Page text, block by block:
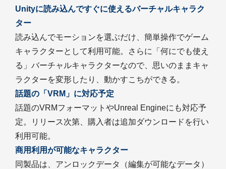
Unityに読み込んですぐに使えるバーチャルキャラク
ター
読み込んでモーションを選ぶだけ、簡単操作でゲーム
キャラクターとして利用可能。さらに「何にでも使え
る」バーチャルキャラクターなので、思いのままキャ
ラクターを変形したり、動かすこちができる。
話題の「VRM」に対応予定
話題のVRMフォーマットやUnreal Engineにも対応予
定。リリース次第、購入者は追加ダウンロードを行い
利用可能。
商用利用が可能なキャラクター
同製品は、アンロックデータ（編集が可能なデータ）